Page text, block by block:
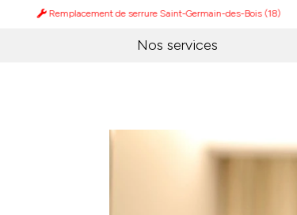
Remplacement de serrure Saint-Germain-des-Bois (18)
Nos services